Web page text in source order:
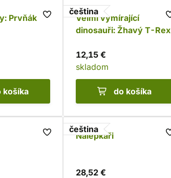
Prvňák
košíka
čeština
Velmi vymírající
dinosauři: Žhavý T-Rex
12,15 €
skladom
do košíka
čeština
Nálepkáři
28,52 €